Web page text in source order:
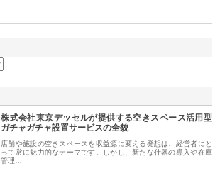
株式会社東京デッセルが提供する空きスペース活用型
ガチャガチャ設置サービスの全貌
店舗や施設の空きスペースを収益源に変える発想は、経営者にと
って常に魅力的なテーマです。しかし、新たな什器の導入や在庫
管理…